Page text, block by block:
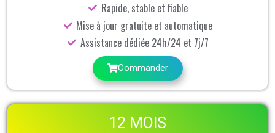
Rapide, stable et fiable
Mise à jour gratuite et automatique
Assistance dédiée 24h/24 et 7j/7
Commander
12 MOIS